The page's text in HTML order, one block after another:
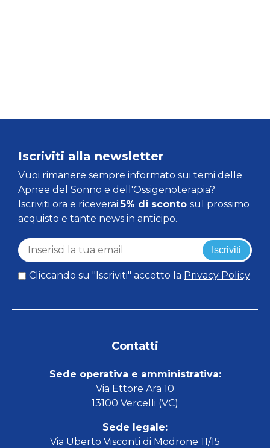
Iscriviti alla newsletter
Vuoi rimanere sempre informato sui temi delle
Apnee del Sonno e dell'Ossigenoterapia?
Iscriviti ora e riceverai5% di sconto sul prossimo
acquisto e tante news in anticipo.
Iscriviti
Cliccando su "Iscriviti" accetto la Privacy Policy
Contatti
Sede operativa e amministrativa:
Via Ettore Ara 10
13100 Vercelli (VC)
Sede legale:
Via Uberto Visconti di Modrone 11/15